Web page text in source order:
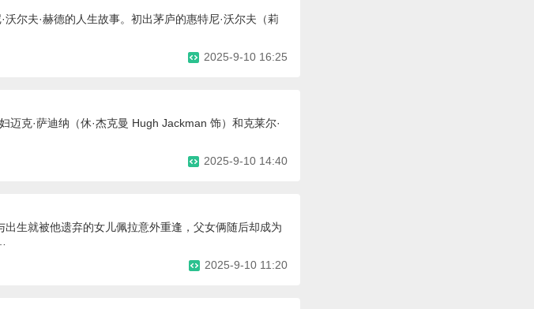
尔夫·赫德的人生故事。初出茅庐的惠特尼·沃尔夫（莉
2025-9-10 16:25
克·萨迪纳（休·杰克曼 Hugh Jackman 饰）和克莱尔·
2025-9-10 14:40
生就被他遗弃的女儿佩拉意外重逢，父女俩随后却成为
2025-9-10 11:20